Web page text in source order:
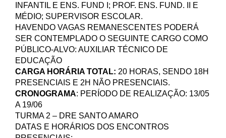
INFANTIL E ENS. FUND I; PROF. ENS. FUND. II E
MÉDIO; SUPERVISOR ESCOLAR.
HAVENDO VAGAS REMANESCENTES PODERÁ
SER CONTEMPLADO O SEGUINTE CARGO COMO
PÚBLICO-ALVO: AUXILIAR TÉCNICO DE
EDUCAÇÃO
CARGA HORÁRIA TOTAL: 20 HORAS, SENDO 18H
PRESENCIAIS E 2H NÃO PRESENCIAIS.
CRONOGRAMA: PERÍODO DE REALIZAÇÃO: 13/05
A 19/06
TURMA 2 – DRE SANTO AMARO
DATAS E HORÁRIOS DOS ENCONTROS